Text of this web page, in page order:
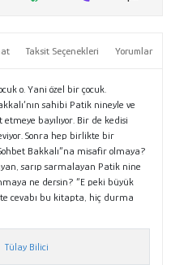
Taksit Seçenekleri Yorumlar
o. Yani özel bir çocuk.
sahibi Patik nineyle ve
bayılıyor. Bir de kedisi
Sonra hep birlikte bir
Bakkalı”na misafir olmaya?
sarıp sarmalayan Patik nine
ne dersin? “E peki büyük
cevabı bu kitapta, hiç durma
Tülay Bilici